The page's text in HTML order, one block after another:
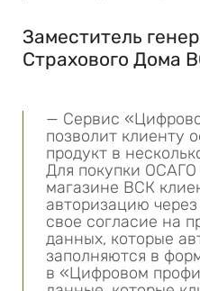
Заместитель
Страхового Дома
— Сервис
позволит клиенту
продукт в
Для покупки
магазине ВСК
авторизацию через
свое согласие на
данных, которые
заполняются в
в «Цифровом